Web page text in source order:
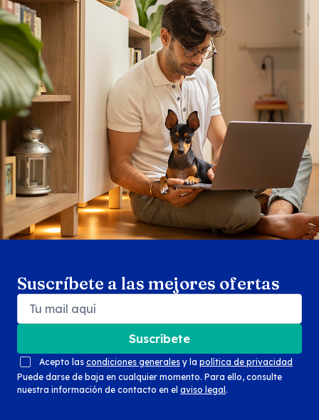
Suscríbete a las mejores ofertas
Suscríbete
Acepto las condiciones generales y la política de privacidad
Puede darse de baja en cualquier momento. Para ello, consulte
nuestra información de contacto en el aviso legal .
Search products